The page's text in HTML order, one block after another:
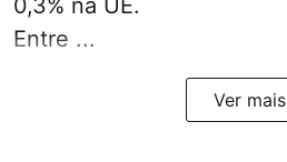
Entre ...
Ver mais